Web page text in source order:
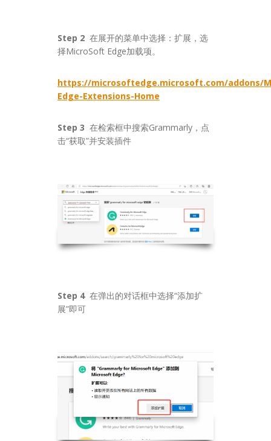
Step 2 在展开的菜单中选择：扩展，选
择MicroSoft Edge加载项。
https://microsoftedge.microsoft.com/addons/
Edge-Extensions-Home
Step 3 在检索框中搜索Grammarly，点
击“获取”并安装插件
Step 4 在弹出的对话框中选择“添加扩
展”即可